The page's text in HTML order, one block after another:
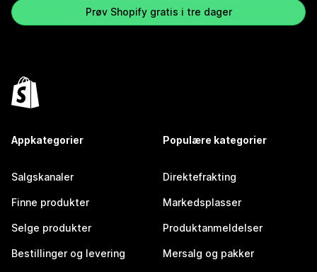
Prøv Shopify gratis i tre dager
Appkategorier
Salgskanaler
Finne produkter
Selge produkter
Bestillinger og levering
Populære kategorier
Direktefrakting
Markedsplasser
Produktanmeldelser
Mersalg og pakker